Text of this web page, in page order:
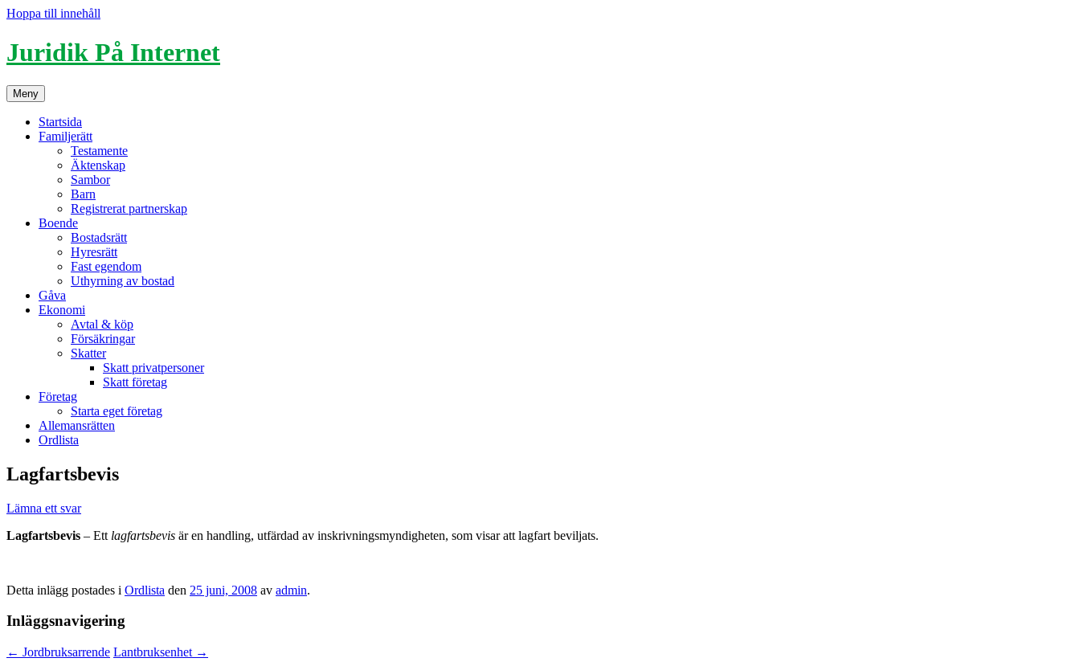
Hoppa till innehåll
Juridik På Internet
Meny
Startsida
Familjerätt
Testamente
Äktenskap
Sambor
Barn
Registrerat partnerskap
Boende
Bostadsrätt
Hyresrätt
Fast egendom
Uthyrning av bostad
Gåva
Ekonomi
Avtal & köp
Försäkringar
Skatter
Skatt privatpersoner
Skatt företag
Företag
Starta eget företag
Allemansrätten
Ordlista
Lagfartsbevis
Lämna ett svar
Lagfartsbevis – Ett lagfartsbevis är en handling, utfärdad av inskrivningsmyndigheten, som visar att lagfart beviljats.
Detta inlägg postades i Ordlista den 25 juni, 2008 av admin.
Inläggsnavigering
← Jordbruksarrende Lantbruksenhet →